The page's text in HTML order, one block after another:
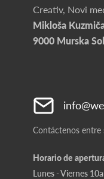
Creativ, Novi
Mikloša
9000 Murska
Contáctenos entre
Horario de
Lunes - Viernes